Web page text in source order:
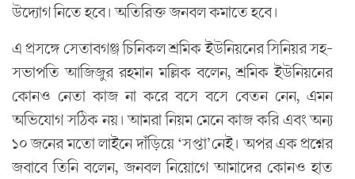
উদ্যোগ নিতে হবে। অতিরিক্ত জনবল কমাতে হবে।
এ প্রসঙ্গে সেতাবগঞ্জ চিনিকল শ্রমিক ইউনিয়নের সিনিয়র সহ-
সভাপতি আজিজুর রহমান মল্লিক বলেন, শ্রমিক ইউনিয়নের
কোনও নেতা কাজ না করে বসে বসে বেতন নেন, এমন
অভিযোগ সঠিক নয়। আমরা নিয়ম মেনে কাজ করি এবং অন্য
১০ জনের মতো লাইনে দাঁড়িয়ে ‘সপ্তা’নেই। অপর এক প্রশ্নের
জবাবে তিনি বলেন, জনবল নিয়োগে আমাদের কোনও হাত